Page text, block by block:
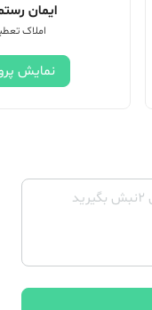
ایمان
املاک
نمایش